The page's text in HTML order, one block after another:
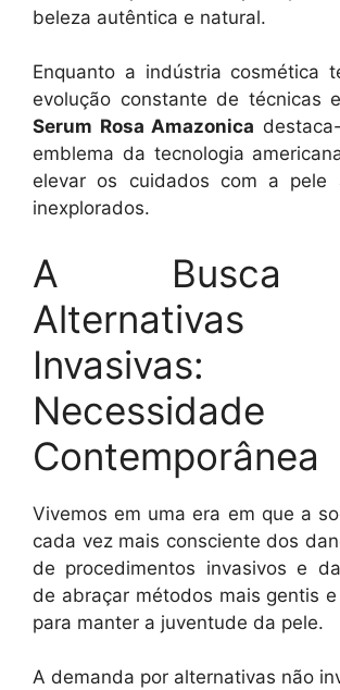
beleza autêntica e natural.
Enquanto a indústria cosmética
evolução constante de técnicas
Serum Rosa Amazonica
emblema da tecnologia
elevar os cuidados com a pele
inexplorados.
A Busca
Invasivas:
Necessidade
Contemporânea
Vivemos em uma era em que a
cada vez mais consciente dos
de procedimentos invasivos e
de abraçar métodos mais gentis
para manter a juventude da pele.
A demanda por alternativas não